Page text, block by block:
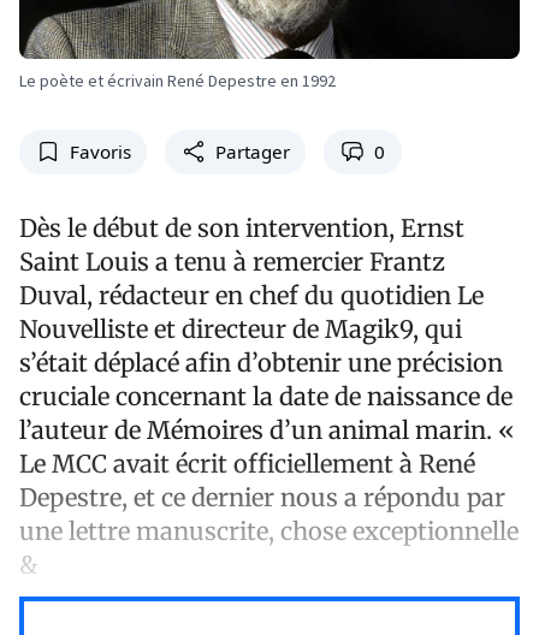
Le poète et écrivain René Depestre en 1992
Favoris Partager 0
Dès le début de son intervention, Ernst
Saint Louis a tenu à remercier Frantz
Duval, rédacteur en chef du quotidien Le
Nouvelliste et directeur de Magik9, qui
s’était déplacé afin d’obtenir une précision
cruciale concernant la date de naissance de
l’auteur de Mémoires d’un animal marin. «
Le MCC avait écrit officiellement à René
Depestre, et ce dernier nous a répondu par
une lettre manuscrite, chose exceptionnelle
&